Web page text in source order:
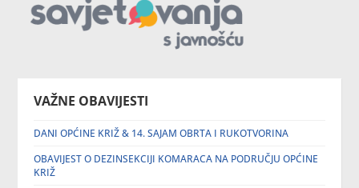
VAŽNE OBAVIJESTI
DANI OPĆINE KRIŽ & 14. SAJAM OBRTA I RUKOTVORINA
OBAVIJEST O DEZINSEKCIJI KOMARACA NA PODRUČJU OPĆINE
KRIŽ